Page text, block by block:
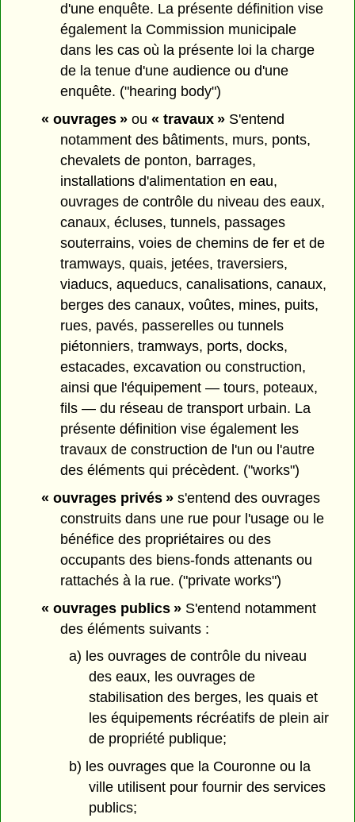
d'une enquête. La présente définition vise
également la Commission municipale
dans les cas où la présente loi la charge
de la tenue d'une audience ou d'une
enquête. ("hearing body")
« ouvrages »ou « travaux »S'entend
notamment des bâtiments, murs, ponts,
chevalets de ponton, barrages,
installations d'alimentation en eau,
ouvrages de contrôle du niveau des eaux,
canaux, écluses, tunnels, passages
souterrains, voies de chemins de fer et de
tramways, quais, jetées, traversiers,
viaducs, aqueducs, canalisations, canaux,
berges des canaux, voûtes, mines, puits,
rues, pavés, passerelles ou tunnels
piétonniers, tramways, ports, docks,
estacades, excavation ou construction,
ainsi que l'équipement — tours, poteaux,
fils — du réseau de transport urbain. La
présente définition vise également les
travaux de construction de l'un ou l'autre
des éléments qui précèdent. ("works")
« ouvrages privés »s'entend des ouvrages
construits dans une rue pour l'usage ou le
bénéfice des propriétaires ou des
occupants des biens-fonds attenants ou
rattachés à la rue. ("private works")
« ouvrages publics »S'entend notamment
des éléments suivants :
a) les ouvrages de contrôle du niveau
des eaux, les ouvrages de
stabilisation des berges, les quais et
les équipements récréatifs de plein air
de propriété publique;
b) les ouvrages que la Couronne ou la
ville utilisent pour fournir des services
publics;